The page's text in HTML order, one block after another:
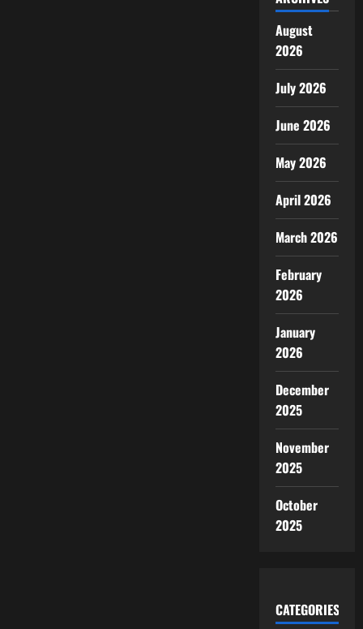
August
2026
July 2026
June 2026
May 2026
April 2026
March 2026
February
2026
January
2026
December
2025
November
2025
October
2025
CATEGORIES